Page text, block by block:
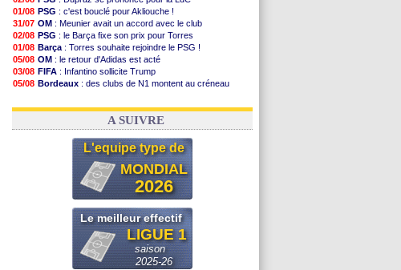
01/08 PSG : c'est bouclé pour Akliouche !
31/07 OM : Meunier avait un accord avec le club
02/08 PSG : le Barça fixe son prix pour Torres
01/08 Barça : Torres souhaite rejoindre le PSG !
05/08 OM : le retour d'Adidas est acté
03/08 FIFA : Infantino sollicite Trump
05/08 Bordeaux : des clubs de N1 montent au créneau
03/08 Real: le démenti de Leipzig pour Diomandé
A SUIVRE
L'equipe type de
MONDIAL
2026
Le meilleur effectif
LIGUE 1
saison
2025-26